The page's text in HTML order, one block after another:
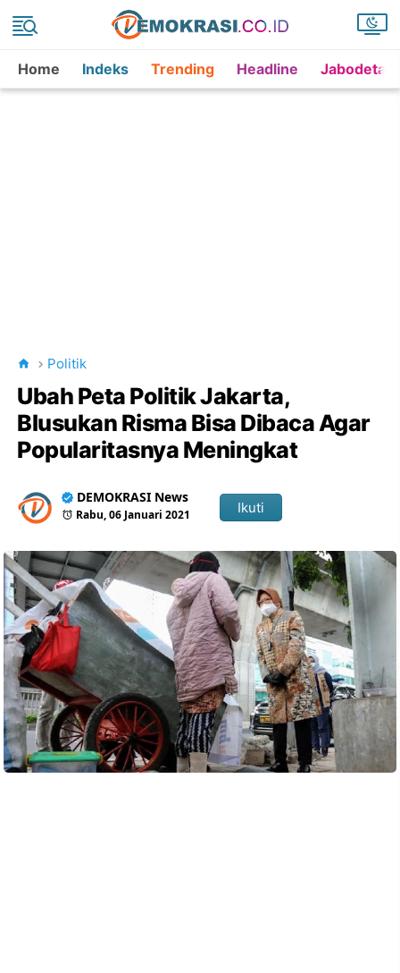
Home Indeks Trending Headline
Politik
Ubah Peta Politik Jakarta,
Blusukan Risma Bisa Dibaca Agar
Popularitasnya Meningkat
DEMOKRASI News
Rabu, 06 Januari 2021 Ikuti